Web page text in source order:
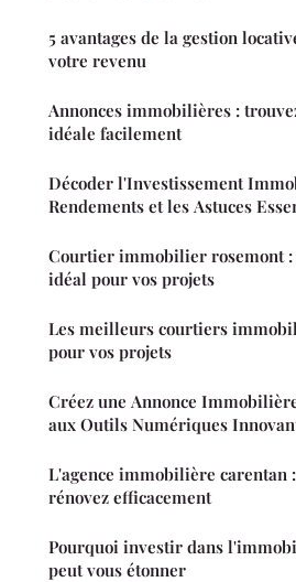
5 avantages de la gestion
votre revenu
Annonces immobilières :
idéale facilement
Décoder l'Investissement
Rendements et les Astuces
Courtier immobilier rosemont
idéal pour vos projets
Les meilleurs courtiers
pour vos projets
Créez une Annonce
aux Outils Numériques
L'agence immobilière carentan
rénovez efficacement
Pourquoi investir dans
peut vous étonner